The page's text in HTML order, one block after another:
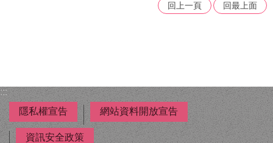
回上一頁 回最上面
:::
隱私權宣告
網站資料開放宣告
資訊安全政策